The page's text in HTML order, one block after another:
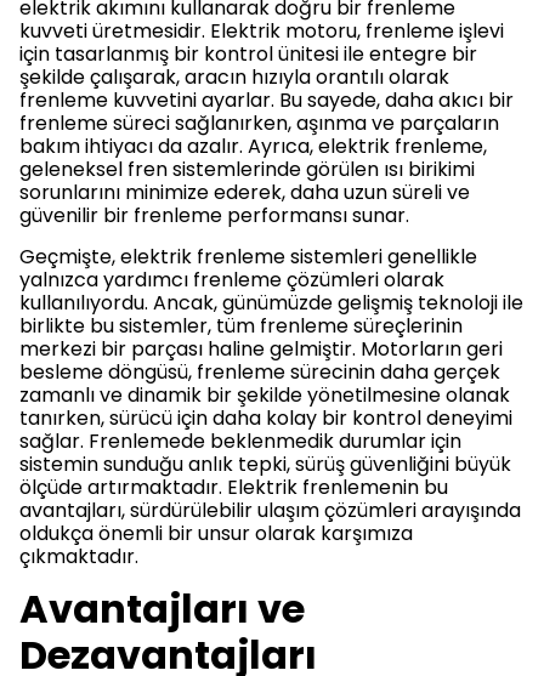
elektrik akımını kullanarak doğru bir frenleme
kuvveti üretmesidir. Elektrik motoru, frenleme işlevi
için tasarlanmış bir kontrol ünitesi ile entegre bir
şekilde çalışarak, aracın hızıyla orantılı olarak
frenleme kuvvetini ayarlar. Bu sayede, daha akıcı bir
frenleme süreci sağlanırken, aşınma ve parçaların
bakım ihtiyacı da azalır. Ayrıca, elektrik frenleme,
geleneksel fren sistemlerinde görülen ısı birikimi
sorunlarını minimize ederek, daha uzun süreli ve
güvenilir bir frenleme performansı sunar.
Geçmişte, elektrik frenleme sistemleri genellikle
yalnızca yardımcı frenleme çözümleri olarak
kullanılıyordu. Ancak, günümüzde gelişmiş teknoloji ile
birlikte bu sistemler, tüm frenleme süreçlerinin
merkezi bir parçası haline gelmiştir. Motorların geri
besleme döngüsü, frenleme sürecinin daha gerçek
zamanlı ve dinamik bir şekilde yönetilmesine olanak
tanırken, sürücü için daha kolay bir kontrol deneyimi
sağlar. Frenlemede beklenmedik durumlar için
sistemin sunduğu anlık tepki, sürüş güvenliğini büyük
ölçüde artırmaktadır. Elektrik frenlemenin bu
avantajları, sürdürülebilir ulaşım çözümleri arayışında
oldukça önemli bir unsur olarak karşımıza
çıkmaktadır.
Avantajları ve
Dezavantajları